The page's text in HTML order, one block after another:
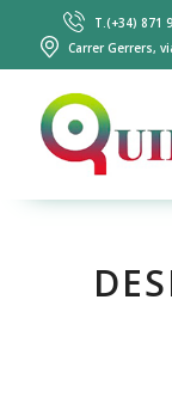
T.(+34) 871
Carrer Gerrers,